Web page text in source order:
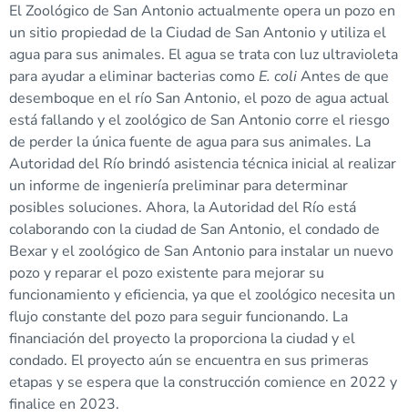
El Zoológico de San Antonio actualmente opera un pozo en
un sitio propiedad de la Ciudad de San Antonio y utiliza el
agua para sus animales. El agua se trata con luz ultravioleta
para ayudar a eliminar bacterias como E. coliAntes de que
desemboque en el río San Antonio, el pozo de agua actual
está fallando y el zoológico de San Antonio corre el riesgo
de perder la única fuente de agua para sus animales. La
Autoridad del Río brindó asistencia técnica inicial al realizar
un informe de ingeniería preliminar para determinar
posibles soluciones. Ahora, la Autoridad del Río está
colaborando con la ciudad de San Antonio, el condado de
Bexar y el zoológico de San Antonio para instalar un nuevo
pozo y reparar el pozo existente para mejorar su
funcionamiento y eficiencia, ya que el zoológico necesita un
flujo constante del pozo para seguir funcionando. La
financiación del proyecto la proporciona la ciudad y el
condado. El proyecto aún se encuentra en sus primeras
etapas y se espera que la construcción comience en 2022 y
finalice en 2023.